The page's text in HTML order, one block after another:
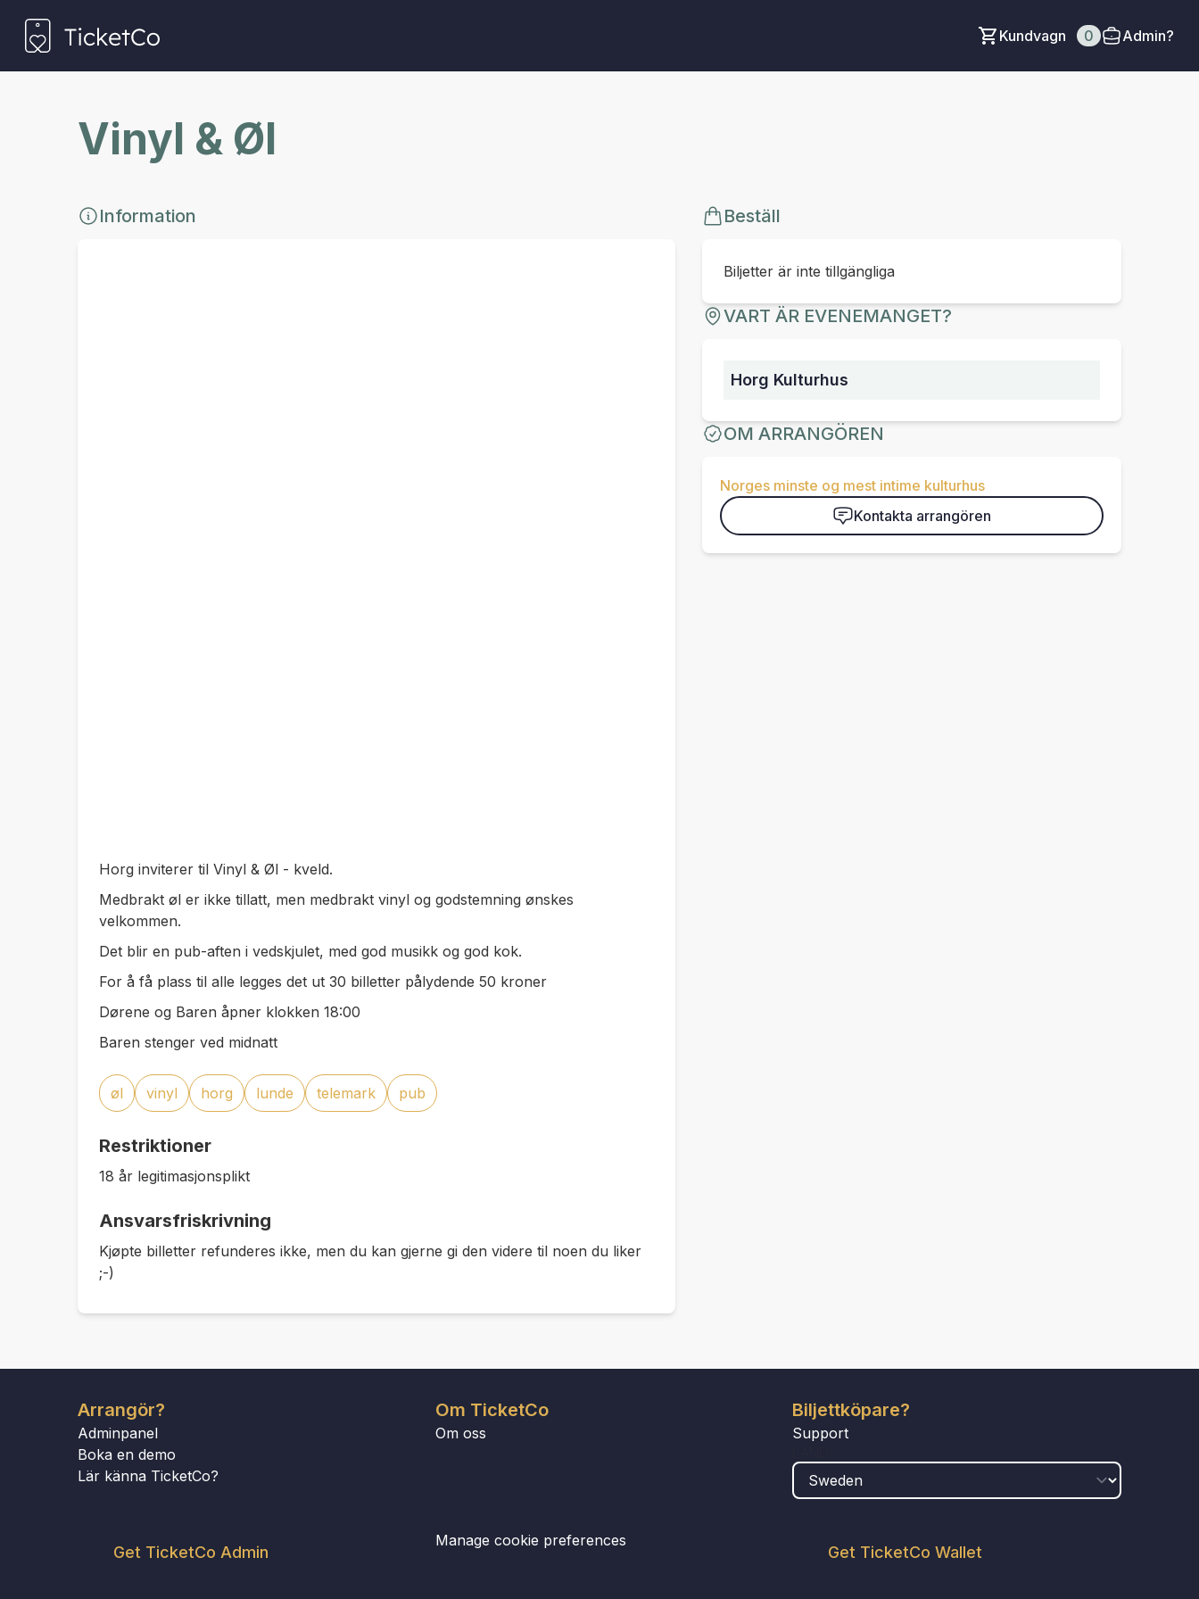
Kundvagn 0 Admin?
Vinyl & Øl
Information
Horg inviterer til Vinyl & Øl - kveld.
Medbrakt øl er ikke tillatt, men medbrakt vinyl og godstemning ønskes
velkommen.
Det blir en pub-aften i vedskjulet, med god musikk og god kok.
For å få plass til alle legges det ut 30 billetter pålydende 50 kroner
Dørene og Baren åpner klokken 18:00
Baren stenger ved midnatt
øl vinyl horg lunde telemark pub
Restriktioner
18 år legitimasjonsplikt
Ansvarsfriskrivning
Kjøpte billetter refunderes ikke, men du kan gjerne gi den videre til noen du liker
;-)
Beställ
Biljetter är inte tillgängliga
VART ÄR EVENEMANGET?
Horg Kulturhus
OM ARRANGÖREN
Norges minste og mest intime kulturhus
Kontakta arrangören
Arrangör?
Adminpanel
Boka en demo
Lär känna TicketCo?
Get TicketCo Admin
Om TicketCo
Om oss
Manage cookie preferences
Biljettköpare?
Support
Get TicketCo Wallet